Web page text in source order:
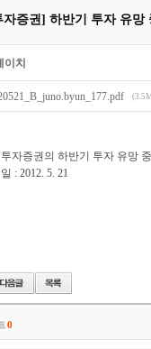
자증권] 하반기 투자 유망
치
자증권의 하반기 투자 유망
: 2012. 5. 21
0